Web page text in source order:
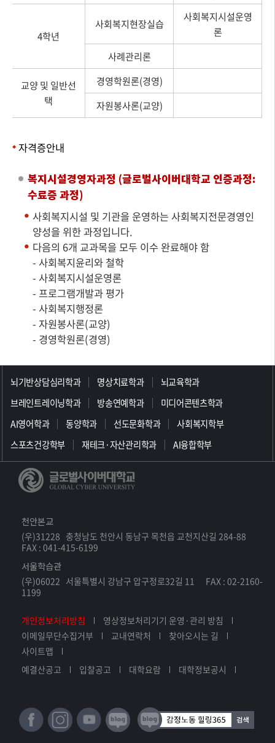
4학년
사회복지현장실습
사회복지시설운영
론
사례관리론
교양 및 일반선
택
경영학원론(경영)
자원봉사론(교양)
자격증안내
복지시설경영자과정 (글로벌사이버대학교 인증과정:
수료증 과정)
사회복지시설 및 기관을 운영하는 사회복지전문경영인
양성을 위한 과정입니다.
다음의 6개 교과목을 모두 이수 완료해야 함
- 사회복지윤리와 철학
- 사회복지시설운영론
- 프로그램개발과 평가
- 사회복지행정론
- 자원봉사론(교양)
- 경영학원론(경영)
뇌기반상담심리학과 명상치료학과
뇌교육학과
브레인트레이닝학과
방송연예학과
미디어콘텐츠학과
AI영어학과
동양학과 선도문화학과
사회복지학부
스포츠건강학부
재테크·자산관리학과 AI융합학부
천안본교
(우)31228 충청남도 천안시 동남구 목천읍 교천지산길 284-88
FAX : 041-415-6199
서울학습관
(우)06022 서울특별시 강남구 압구정로32길 11 FAX : 02-2160-
1199
개인정보처리방침
영상정보처리기기 운영·관리 방침
이메일무단수집거부
교내연락처
찾아오시는 길
사이트맵
예결산공고
입찰공고 대학요람 대학정보공시